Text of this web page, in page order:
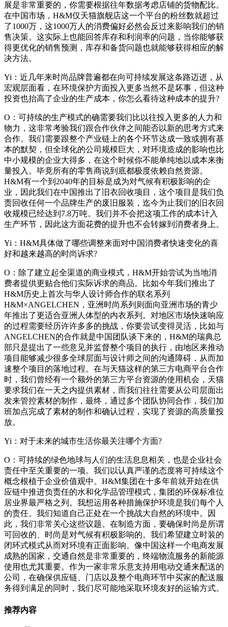
展是非常重要的，你需要根据往年数据考虑店铺的货物配比。
在中国市场，H&M仅天猫旗舰店这一个平台的粉丝数就超过
了1000万，这1000万人的消费偏好必然会反过来影响我们的销
售决策。这实际上也能回答库存和利润率的问题，当你能够获
得更优化的销售预测，库存和备货问题也就能够获得相应的解
决方法。
Yi：近几年来时尚品牌普遍都在向可持续发展这条路迈进，从
宏观层面看，在环境保护方面投入更多当然不是坏事，但这种
投资也抬高了企业的生产成本，你怎么看待这种成本的提升?
O：可持续的生产模式的确需要我们比以往投入更多的人力和
物力，这非常考验我们跟合作伙伴之间能否以新的思考方式来
合作。我们需要跟整个产业链上的各个环节达成一致或拥有基
本的默契，但全球化的公司规模巨大，对环境造成的影响也比
中小规模的企业大得多，在这个时候你不能单纯地以成本来衡
量投入。毕竟所有的零售商说到底都极度依赖自然资源。
H&M有一个到2040年的目标是成为对气候有积极影响的企
业，因此我们在中国推出了旧衣回收项目，这个项目是我们负
责回收任何一个品牌生产的废旧服装，迄今为止我们的旧衣回
收规模已经达到7.8万吨。我们并不会把这项工作的成本计入
生产环节，因此这方面花费的提升也不会转嫁到消费者身上。
Yi：H&M具体做了哪些调整来面对中国消费者快速变化的喜
好和越来越高的时尚诉求?
O：除了建立起全渠道的商业模式，H&M开始尝试为当地消
费者提供更贴合他们实际诉求的商品。比如今年我们推出了
H&M历史上首次与华人设计师合作的联名系列
H&M×ANGELCHEN，亚洲时尚系列则面向亚洲市场的青少
年推出了更适合亚洲人体型的内衣系列。对地区市场快速响应
的过程需要经历许许多多的挑战，你要尝试变得灵活，比如与
ANGELCHEN的合作就是中国团队谈下来的，H&M的瑞典总
部只是提出了一些意见并监督整个项目的执行，由地区来推动
项目能够减少很多全球层面与设计师之间的沟通障碍，从而加
速整个项目的落地过程。在与天猫这样的第三方电商平台合作
时，我们曾经有一个额外的第三方平台资源的使用机会，天猫
要求我们在一天之内提供素材，而我们往往需要从公司层面出
发来管控素材的制作，最终，通过多个团队协同合作，我们加
班加点完成了素材的制作和确认过程，实现了资源的高质量投
放。
Yi：对于未来的城市生活你最关注哪个方面?
O：可持续的绿色地球与人们的生活息息相关，也是企业社会
责任中至关重要的一项。我们以认真严谨的态度将可持续这个
概念根植于企业价值观中。H&M集团在十多年前就开始在供
应链中推进负责任的水和化学品管理模式，集团的环保标准位
居业界最严格之列。我想运用各种措施保护环境是我们每个人
的责任。我们知道自己正处在一个挑战大自然的环境中。因
此，我们非常关心这些议题。在制造方面，要确保时尚是所谓
可回收的、时尚是对气候有积极影响的。我们希望建立时装的
闭环式模式从而对环境有正面影响。像中国这样一个电商发展
成熟的国家，交通自然是非常重要的，终端物流服务的新能源
使用也尤其重要。作为一家非常乐意支持用电动交通来配送的
公司，在确保供应链、门店以及整个电商环节中买家的配送服
务得到满足的同时，我们尽可能地采取环境友好的运输方式。
推荐内容